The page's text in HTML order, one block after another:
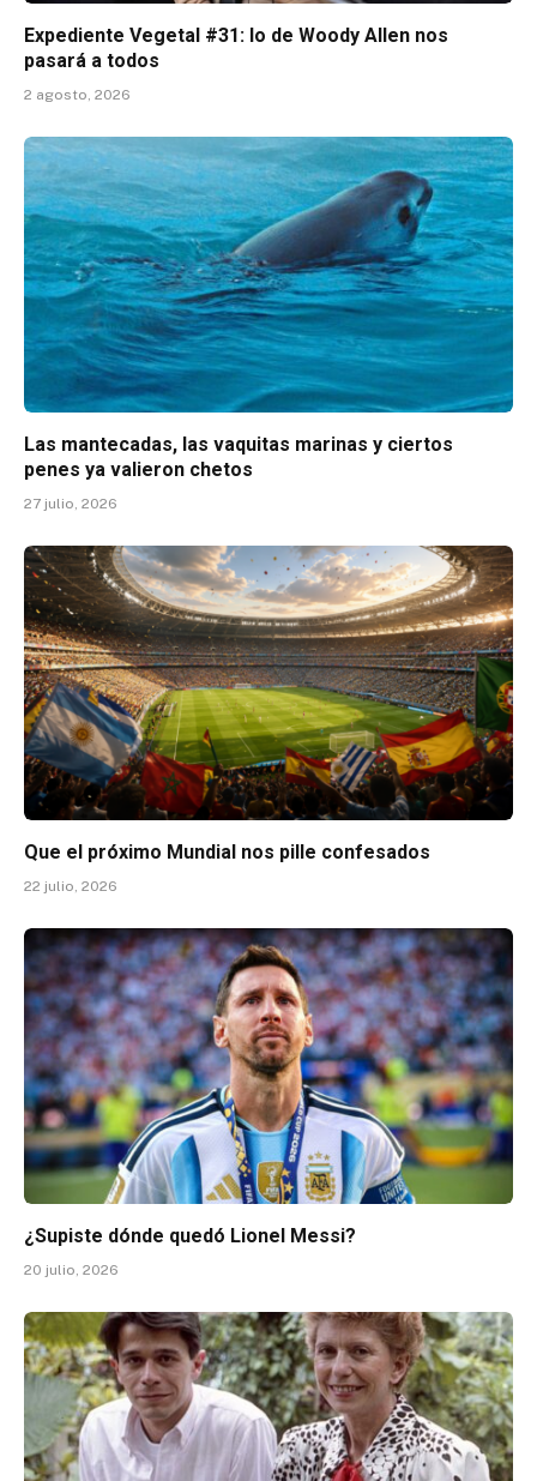
Expediente Vegetal #31: lo de Woody Allen nos
pasará a todos
2 agosto, 2026
Las mantecadas, las vaquitas marinas y ciertos
penes ya valieron chetos
27 julio, 2026
Que el próximo Mundial nos pille confesados
22 julio, 2026
¿Supiste dónde quedó Lionel Messi?
20 julio, 2026